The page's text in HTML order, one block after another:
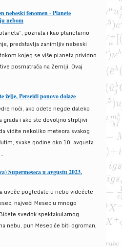
nebeski fenomen - Planete
nebom
poznata i kao planetarno
predstavlja zanimljiv nebeski
kojeg se više planeta prividno
posmatrača na Zemlji. Ovaj
želje, Perseidi ponovo dolaze
noći, ako odete negde daleko
grada i ako ste dovoljno strpljivi
vidite nekoliko meteora svakog
svake godine oko 10. avgusta
Supermeseca u avgustu 2023.
uveče pogledate u nebo videćete
najveći Mesec u mnogo
svedok spektakularnog
nebu, pun Mesec će biti ogroman,